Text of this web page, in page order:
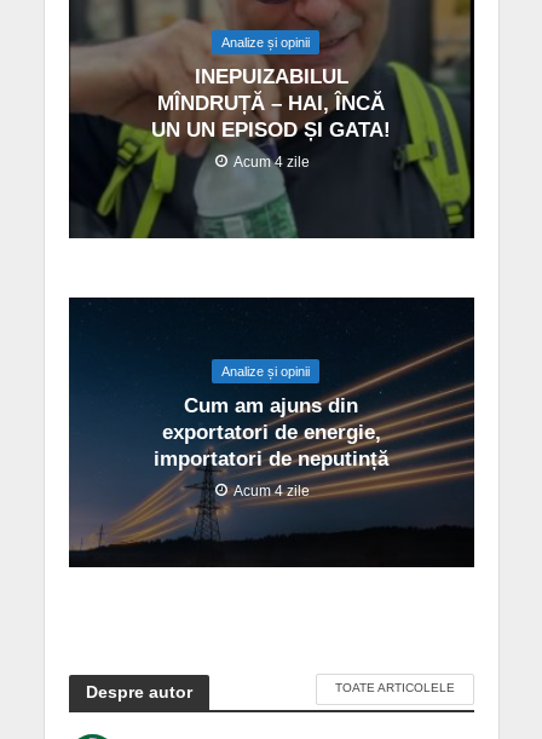
Analize și opinii
INEPUIZABILUL
MÎNDRUȚĂ – HAI, ÎNCĂ
UN UN EPISOD ȘI GATA!
Acum 4 zile
Analize și opinii
Cum am ajuns din
exportatori de energie,
importatori de neputință
Acum 4 zile
Despre autor TOATE ARTICOLELE